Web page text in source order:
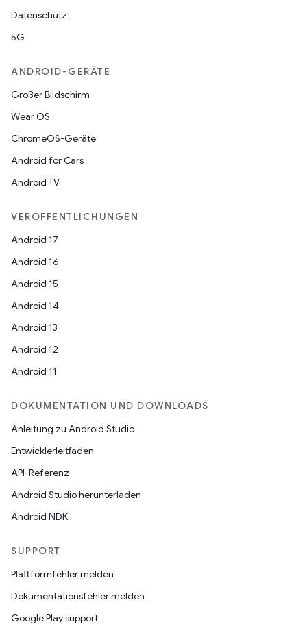
Datenschutz
5G
ANDROID-GERÄTE
Großer Bildschirm
Wear OS
ChromeOS-Geräte
Android for Cars
Android TV
VERÖFFENTLICHUNGEN
Android 17
Android 16
Android 15
Android 14
Android 13
Android 12
Android 11
DOKUMENTATION UND DOWNLOADS
Anleitung zu Android Studio
Entwicklerleitfäden
API-Referenz
Android Studio herunterladen
Android NDK
SUPPORT
Plattformfehler melden
Dokumentationsfehler melden
Google Play support